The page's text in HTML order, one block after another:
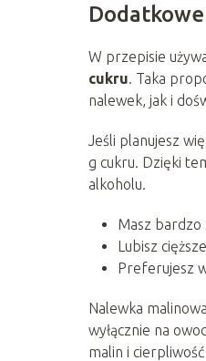
W przepisie
cukru. Taka
nalewek, jak i
Jeśli planujesz
g cukru. Dzięki
alkoholu.
Masz bardzo
Lubisz
Preferujesz
Nalewka
wyłącznie na
malin i